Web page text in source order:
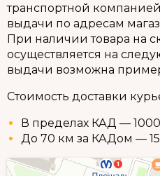
транспортной
выдачи по адресам
При наличии товара на
осуществляется на
выдачи возможна
Стоимость доставки
В пределах КАД —
До 70 км за КАДом —